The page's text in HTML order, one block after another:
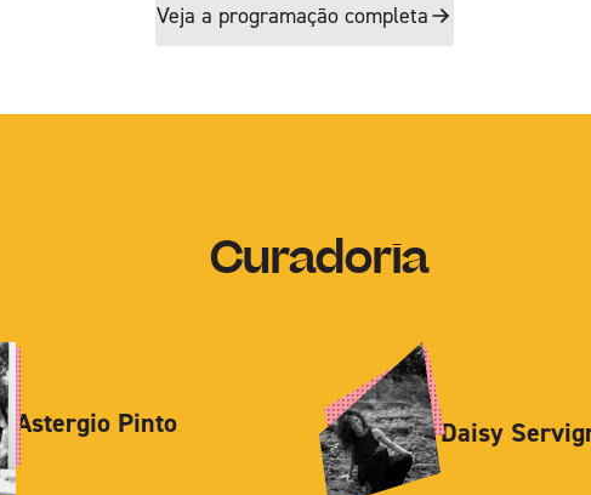
Veja a programação completa
Curadoria
Astergio Pinto Daisy